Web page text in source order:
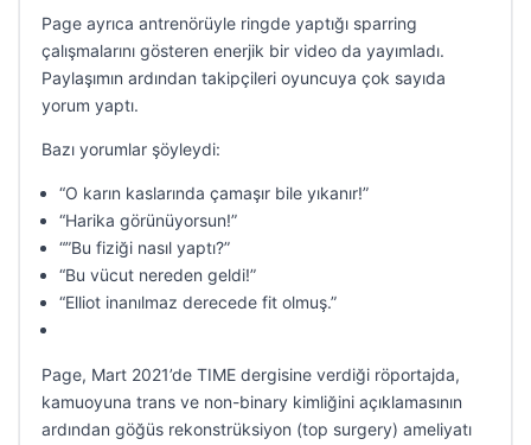
Page ayrıca antrenörüyle ringde yaptığı sparring
çalışmalarını gösteren enerjik bir video da yayımladı.
Paylaşımın ardından takipçileri oyuncuya çok sayıda
yorum yaptı.
Bazı yorumlar şöyleydi:
“O karın kaslarında çamaşır bile yıkanır!”
“Harika görünüyorsun!”
“”Bu fiziği nasıl yaptı?”
“Bu vücut nereden geldi!”
“Elliot inanılmaz derecede fit olmuş.”
Page, Mart 2021’de TIME dergisine verdiği röportajda,
kamuoyuna trans ve non-binary kimliğini açıklamasının
ardından göğüs rekonstrüksiyon (top surgery) ameliyatı